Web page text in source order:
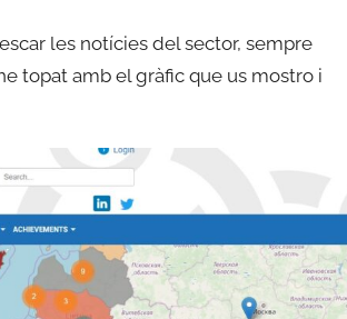
les notícies del sector, sempre
topat amb el gràfic que us mostro i